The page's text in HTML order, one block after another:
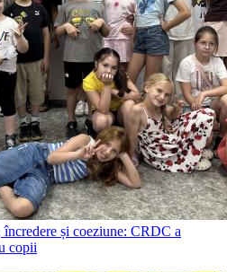
încredere și coeziune: CRDC a
copii